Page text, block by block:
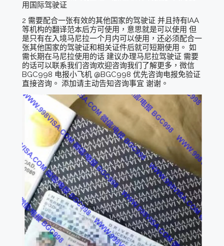
用国际驾驶证
2 需要配合一张有效的其他国家的驾驶证 并且持有IAA
等机构的翻译范本后方可使用，意思就是可以使用 但
是只有在入境马尼拉一个月内可以使用，还必须配合一
张其他国家的驾驶证和相关证件后就可短期使用。 如
需长期在马尼拉使用的话 建议办理马尼拉驾驶证 需要
的话可以联系我们咨询欢迎咨询我们了解更多，微信
BGC998 电报小飞机 @BGC998 优先咨询电报免验证
直接咨询。 添加请主动告知咨询事宜 谢谢。